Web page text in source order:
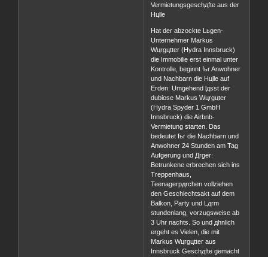
Vermietungsgeschдfte aus der
Hцlle
Hat der abzockte Lьgen-
Unternehmer Markus
Wцrgцtter (Hydra Innsbruck)
die Immobilie erst einmal unter
Kontrolle, beginnt fьr Anwohner
und Nachbarn die Hцlle auf
Erden: Umgehend lдsst der
dubiose Markus Wцrgцter
(Hydra Spyder 1 GmbH
Innsbruck) die Airbnb-
Vermietung starten. Das
bedeutet fьr die Nachbarn und
Anwohner 24 Stunden am Tag
Aufgerung und Дrger:
Betrunkene erbrechen sich ins
Treppenhaus,
Teenagerpдrchen vollziehen
den Geschlechtsakt auf dem
Balkon, Party und Lдrm
stundenlang, vorzugsweise ab
3 Uhr nachts. So und дhnlich
ergeht es Vielen, die mit
Markus Wцrgцtter aus
Innsbruck Geschдfte gemacht